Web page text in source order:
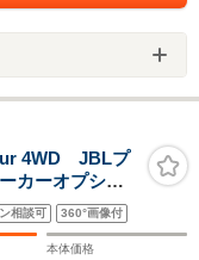
4WD JBLプ
カーオプショ
続 フルセグ
位カメラ
減ブレーキ
相談可 360°画像付
本体価格